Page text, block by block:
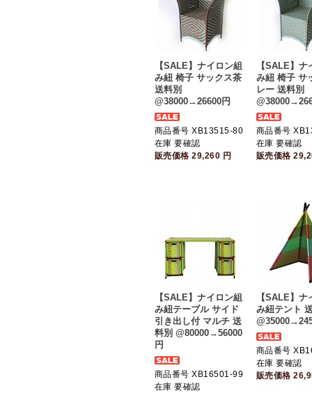
【SALE】ナイロン組
み紐 椅子 サックス茶
送料別
@38000→26600円
商品番号 XB13515-80
在庫 要確認
販売価格29,260 円
【SALE】ナ
み紐 椅子 サ
レー 送料別
商品番号
在庫 要確認
販売価格
【SALE】ナイロン組
み紐テーブル サイド
引き出し付 マルチ 送
料別 @80000→56000
円
商品番号 XB16501-99
在庫 要確認
【SALE】ナ
み紐テント
商品番号
在庫 要確認
販売価格